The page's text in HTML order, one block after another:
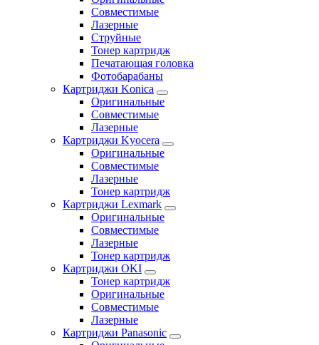
Совместимые
Лазерные
Струйные
Тонер картридж
Печатающая головка
Фотобарабаны
Картриджи Konica
Оригинальные
Совместимые
Лазерные
Картриджи Kyocera
Оригинальные
Совместимые
Лазерные
Тонер картридж
Картриджи Lexmark
Оригинальные
Совместимые
Лазерные
Тонер картридж
Картриджи OKI
Тонер картридж
Оригинальные
Совместимые
Лазерные
Картриджи Panasonic